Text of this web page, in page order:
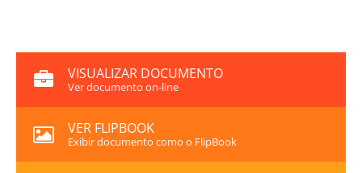
VISUALIZAR DOCUMENTO
Ver documento on-line
VER FLIPBOOK
Exibir documento como o FlipBook